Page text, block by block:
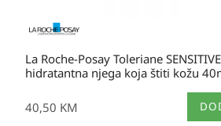
La Roche-Posay Toleriane
hidratantna njega koja štiti kožu
40,50 KM